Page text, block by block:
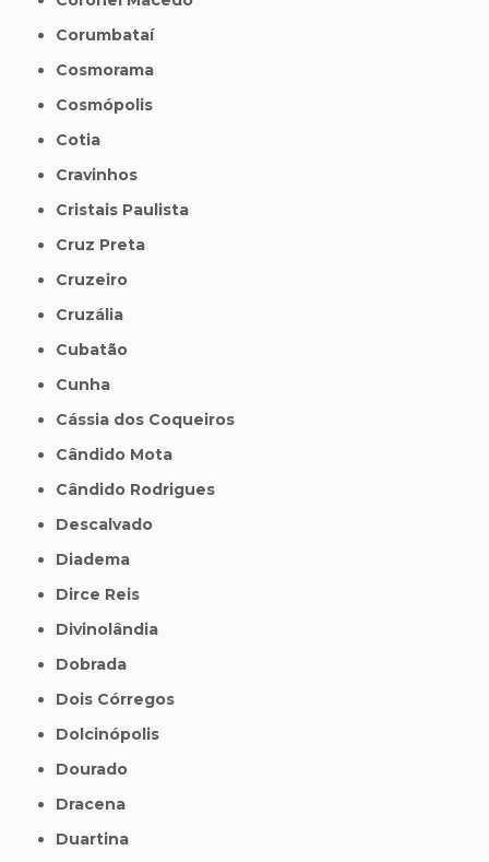
Corumbataí
Cosmorama
Cosmópolis
Cotia
Cravinhos
Cristais Paulista
Cruz Preta
Cruzeiro
Cruzália
Cubatão
Cunha
Cássia dos Coqueiros
Cândido Mota
Cândido Rodrigues
Descalvado
Diadema
Dirce Reis
Divinolândia
Dobrada
Dois Córregos
Dolcinópolis
Dourado
Dracena
Duartina